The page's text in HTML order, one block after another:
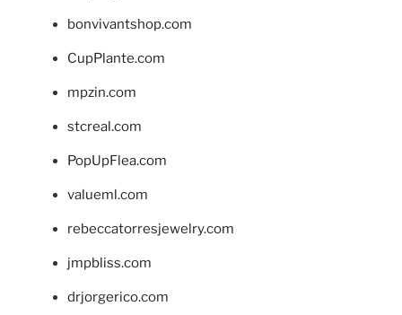
bonvivantshop.com
CupPlante.com
mpzin.com
stcreal.com
PopUpFlea.com
valueml.com
rebeccatorresjewelry.com
jmpbliss.com
drjorgerico.com